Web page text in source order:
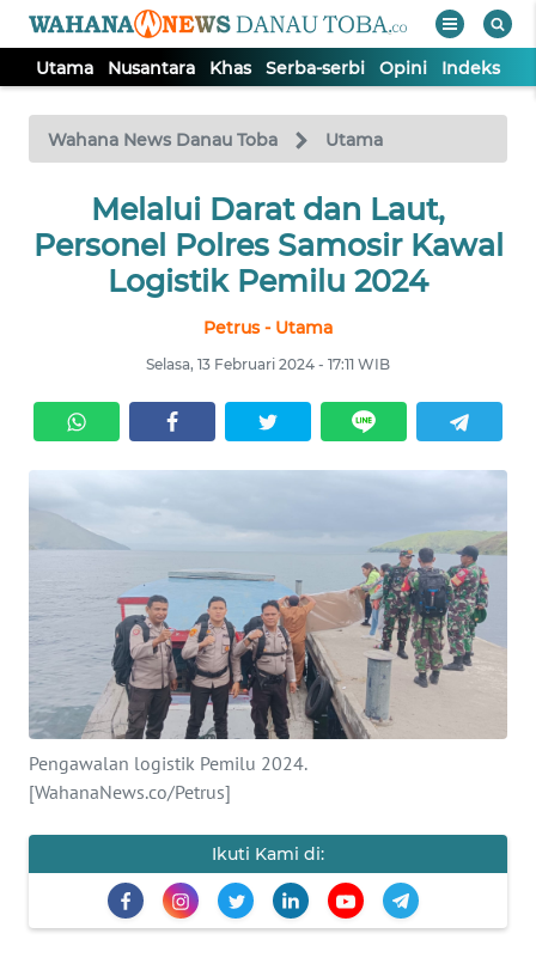
Utama Nusantara Khas Serba-serbi Opini Indeks
Wahana News Danau Toba Utama
Melalui Darat dan Laut,
Personel Polres Samosir Kawal
Logistik Pemilu 2024
Petrus - Utama
Selasa, 13 Februari 2024 - 17:11 WIB
Pengawalan logistik Pemilu 2024.
[WahanaNews.co/Petrus]
Ikuti Kami di:
TV
Tutup
NUSANTARA
SERBA-
SERBI
OPINI
INDEKS
BERITA
KONTAK
KAMI
INFO